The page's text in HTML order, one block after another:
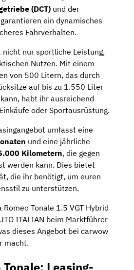
(DCT) und der
ein dynamisches
Fahrverhalten.
nicht nur sportliche Leistung,
Nutzen. Mit einem
von 500 Litern, das durch
auf bis zu 1.550 Liter
habt ihr ausreichend
oder Sportausrüstung.
umfasst eine
und eine jährliche
Kilometern, die gegen
werden kann. Dies bietet
die ihr benötigt, um euren
zu unterstützen.
Tonale 1.5 VGT Hybrid
ITALIAN beim Marktführer
dieses Angebot bei carwow
macht.